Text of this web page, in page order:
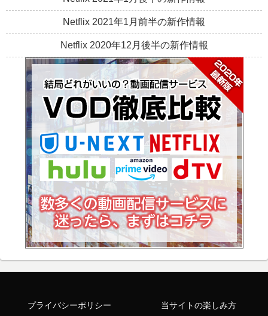
Netflix 2021年1月前半の新作情報
Netflix 2020年12月後半の新作情報
プライバシーポリシー 当サイトの楽しみ方